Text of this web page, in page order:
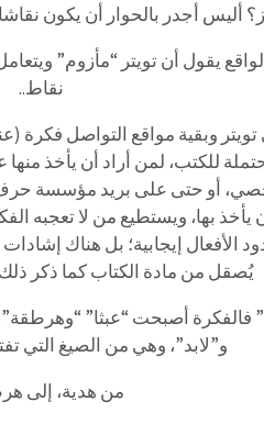
أليس أجدر بالحوار أن يكون
يقول أن تويتر “مأزوم”
نقاط..
وبقية مواقع التواصل فكرة
للكتب، لمن أراد أن يأخذ
أو حتى على بريد مؤسسة
بها، ويستطيع من لا تعجبه
الأفعال إيجابية؛ بل هناك
يُصقل من مادة الكتاب كما ذكر
فالفكرة أصبحت “عبثا”
و”لابد”، وهي من الصيغ التي
من هدية، إلى